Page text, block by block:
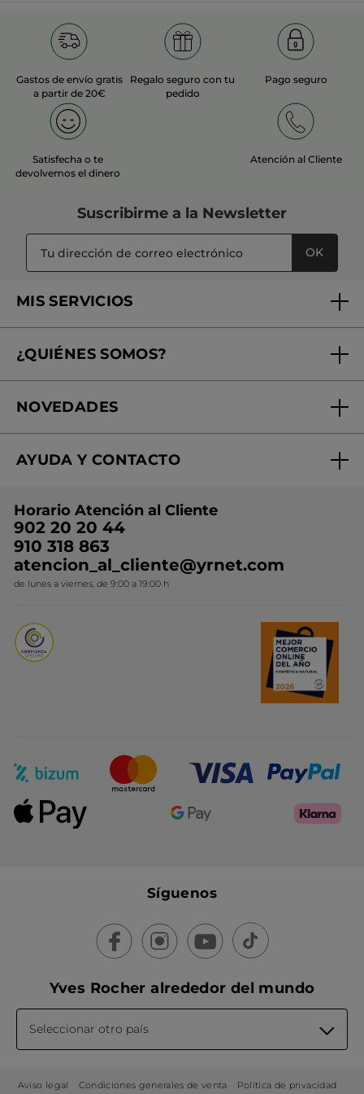
Gastos de envío gratis
a partir de 20€
Regalo seguro con tu
pedido
Pago seguro
Satisfecha o te
devolvemos el dinero
Atención al Cliente
Suscribirme a la Newsletter
OK
MIS SERVICIOS
Tratamientos de Belleza
Mi club Yves Rocher
¿QUIÉNES SOMOS?
¿Quiénes somos?
Nuestros compromisos
Conviértete en Franquiciada
NOVEDADES
Rebajas
Ideas de Regalo
Colección Monoi
Novedades del mes
AYUDA Y CONTACTO
Contacto
Horario Atención al Cliente
902 20 20 44
910 318 863
atencion_al_cliente@yrnet.com
de lunes a viernes, de 9:00 a 19:00 h
Síguenos
Yves Rocher alrededor del mundo
Seleccionar otro país
Aviso legal Condiciones generales de venta Política de privacidad